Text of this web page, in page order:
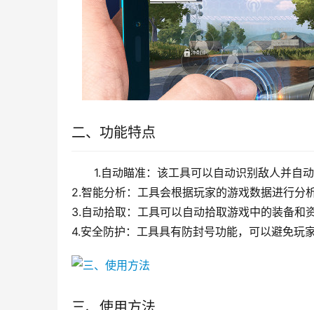
二、功能特点
1.自动瞄准：该工具可以自动识别敌人并自
2.智能分析：工具会根据玩家的游戏数据进行分
3.自动拾取：工具可以自动拾取游戏中的装备和
4.安全防护：工具具有防封号功能，可以避免玩